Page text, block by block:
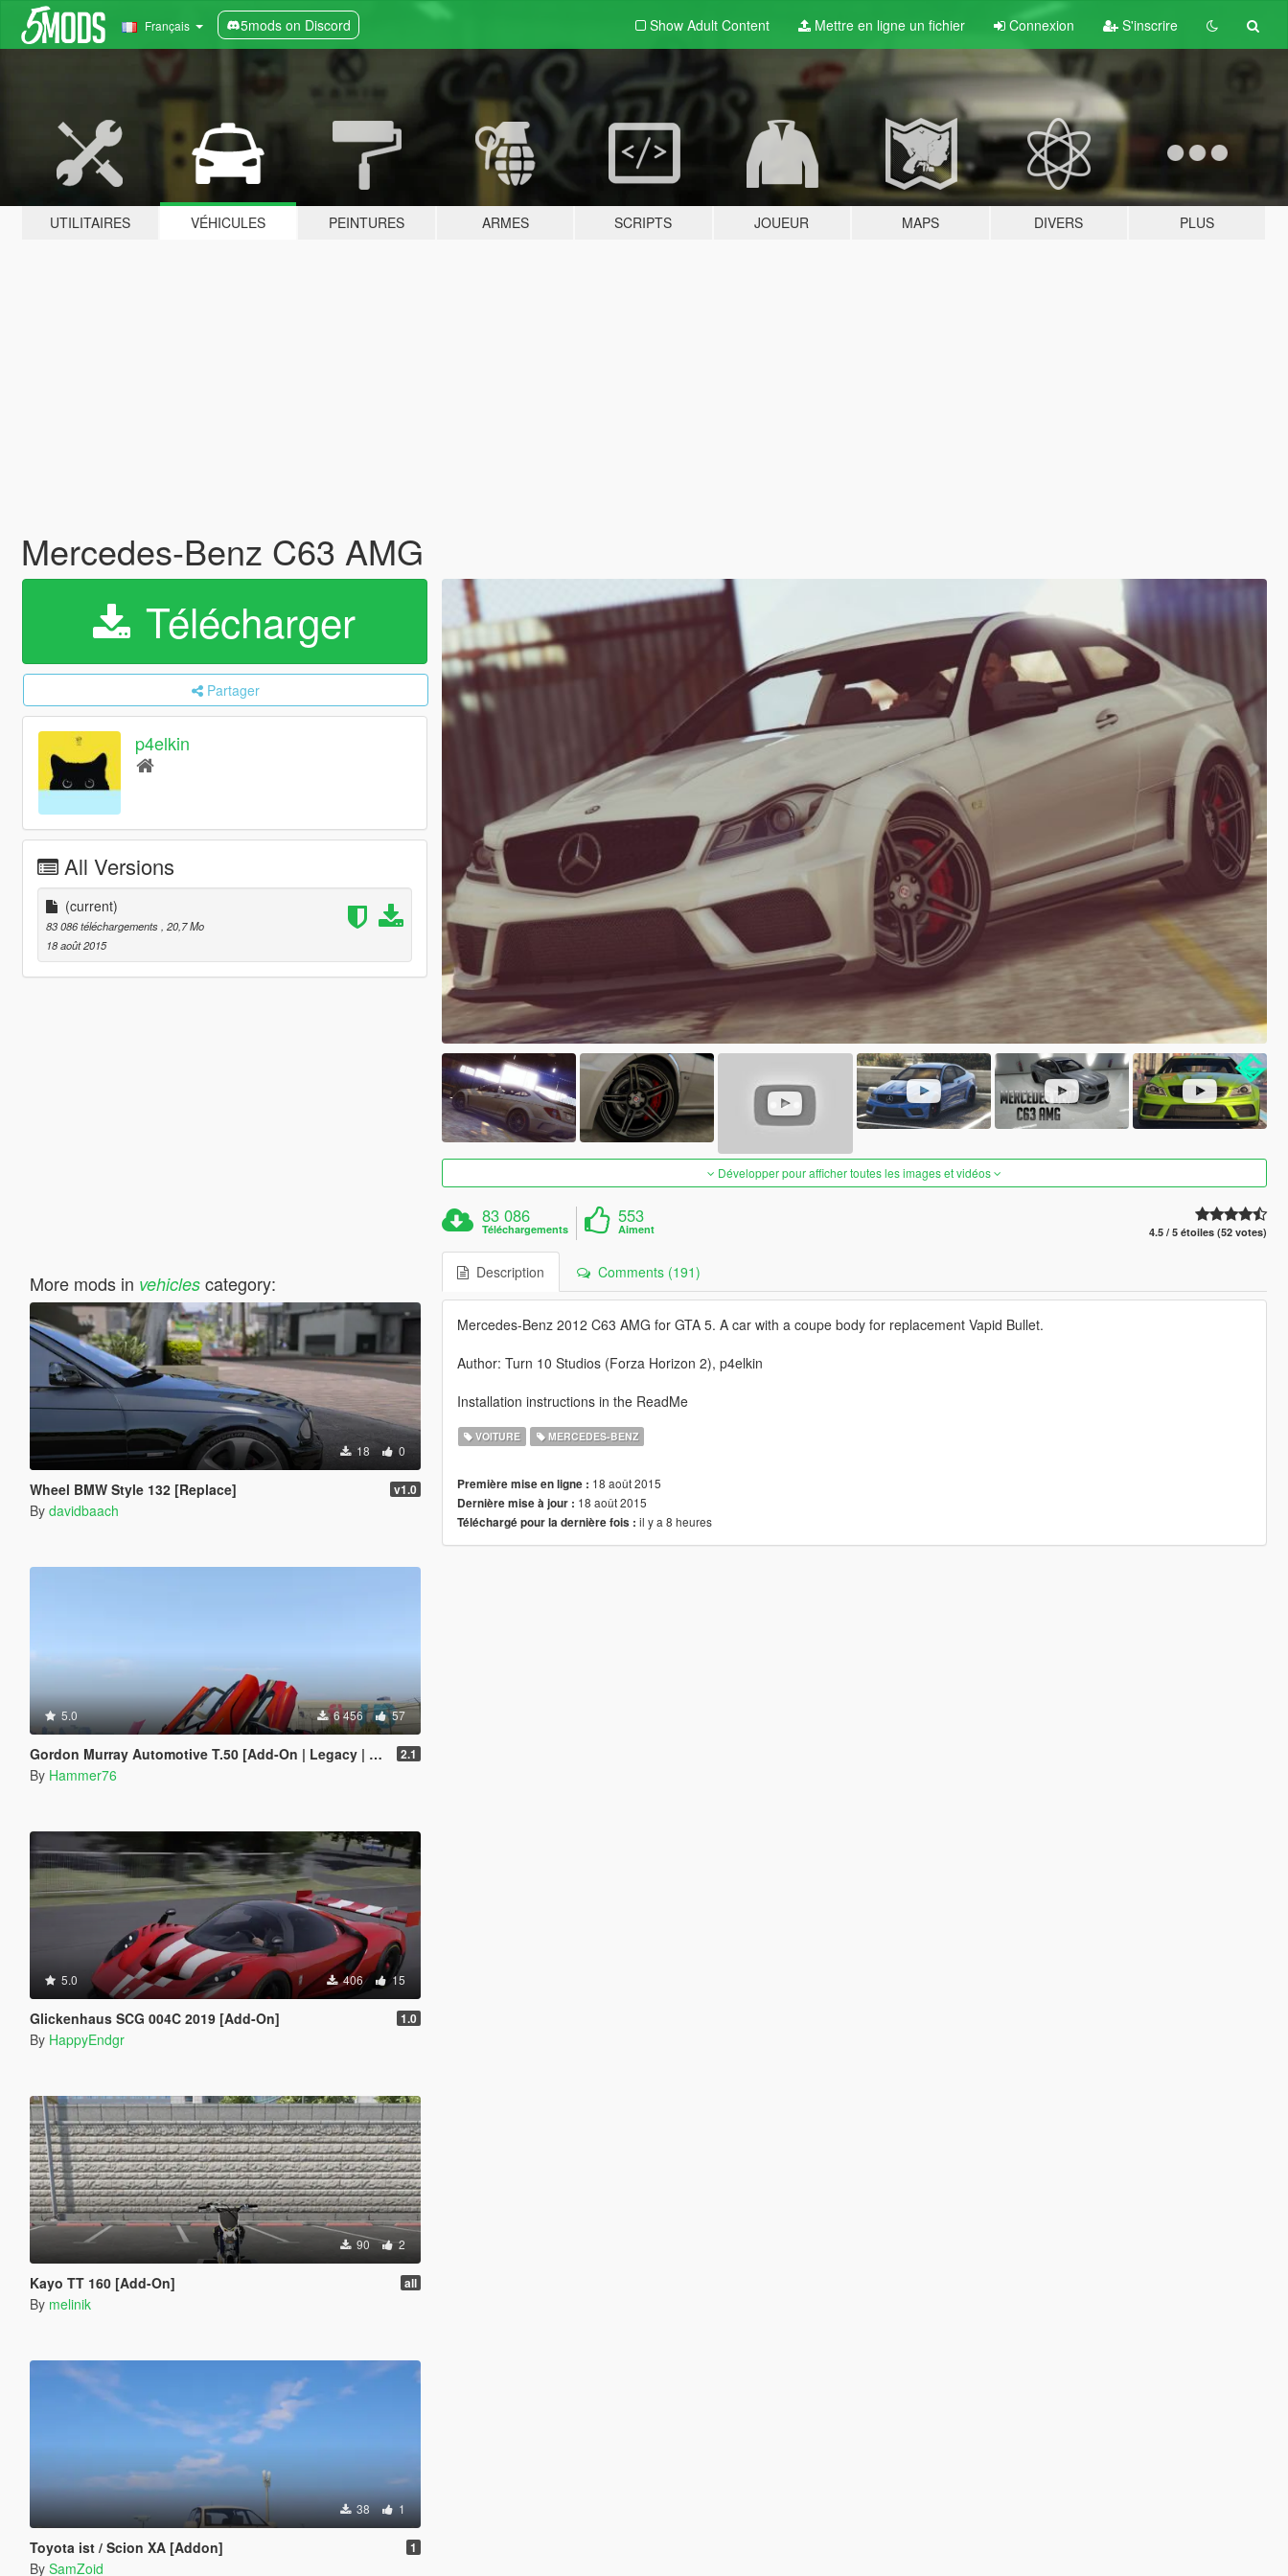
Français 5mods on Discord Show Adult Content Mettre en ligne un fichier Connexion S'inscrire
UTILITAIRES VÉHICULES PEINTURES ARMES SCRIPTS JOUEUR MAPS DIVERS PLUS
Mercedes-Benz C63 AMG
Télécharger
Partager
p4elkin
All Versions
(current)
83 086 téléchargements , 20,7 Mo
18 août 2015
More mods in vehiclescategory:
18 0
Wheel BMW Style 132 [Replace] v1.0
By davidbaach
5.0 6 456 57
Gordon Murray Automotive T.50 [Add-On | Legacy | Enhanced] 2.1
By Hammer76
5.0 406 15
Glickenhaus SCG 004C 2019 [Add-On] 1.0
By HappyEndgr
90 2
Kayo TT 160 [Add-On] all
By melinik
38 1
Toyota ist / Scion XA [Addon] 1
By SamZoid
Développer pour afficher toutes les images et vidéos
83 086
Téléchargements
553
Aiment 4.5 / 5 étoiles (52 votes)
Description Comments (191)
Mercedes-Benz 2012 C63 AMG for GTA 5. A car with a coupe body for replacement Vapid Bullet.
Author: Turn 10 Studios (Forza Horizon 2), p4elkin
Installation instructions in the ReadMe
VOITURE MERCEDES-BENZ
Première mise en ligne : 18 août 2015
Dernière mise à jour : 18 août 2015
Téléchargé pour la dernière fois : il y a 8 heures